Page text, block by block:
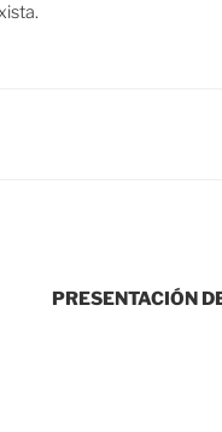
PRESENTACIÓN